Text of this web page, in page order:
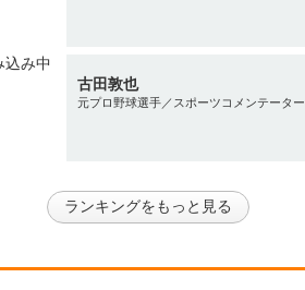
古田敦也
元プロ野球選手／スポーツコメンテーター
ランキングをもっと見る